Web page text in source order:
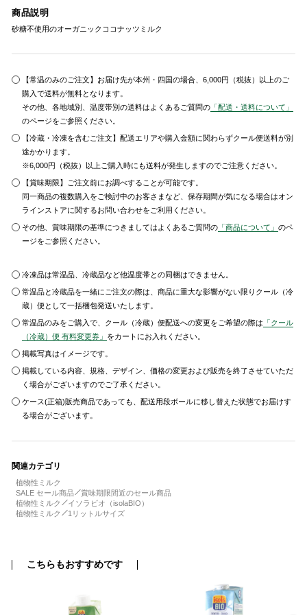
商品説明
砂糖不使用のオーガニックココナッツミルク
【常温のみのご注文】お届け先が本州・四国の場合、6,000円（税抜）以上のご
購入で送料が無料となります。
その他、各地域別、温度帯別の送料はよくあるご質問の 「配送・送料について」
のページをご参照ください。
【冷蔵・冷凍を含むご注文】配送エリアや購入金額に関わらずクール便送料が別
途かかります。
※6,000円（税抜）以上ご購入時にも送料が発生しますのでご注意ください。
【賞味期限】ご注文前にお調べすることが可能です。
同一商品の複数購入をご検討中のお客さまなど、保存期間が気になる場合はオン
ラインストアに関するお問い合わせをご利用ください。
その他、賞味期限の基準につきましてはよくあるご質問の 「商品について」のペ
ージをご参照ください。
冷凍品は常温品、冷蔵品など他温度帯との同梱はできません。
常温品と冷蔵品を一緒にご注文の際は、商品に重大な影響がない限りクール（冷
蔵）便として一括梱包発送いたします。
常温品のみをご購入で、クール（冷蔵）便配送への変更をご希望の際は 「クール
（冷蔵）便 有料変更券」 をカートにお入れください。
掲載写真はイメージです。
掲載している内容、規格、デザイン、価格の変更および販売を終了させていただ
く場合がございますのでご了承ください。
ケース(正箱)販売商品であっても、配送用段ボールに移し替えた状態でお届けす
る場合がございます。
関連カテゴリ
植物性ミルク
SALE セール商品
賞味期限間近のセール商品
植物性ミルク
イソラビオ（isolaBIO）
植物性ミルク
1リットルサイズ
こちらもおすすめです